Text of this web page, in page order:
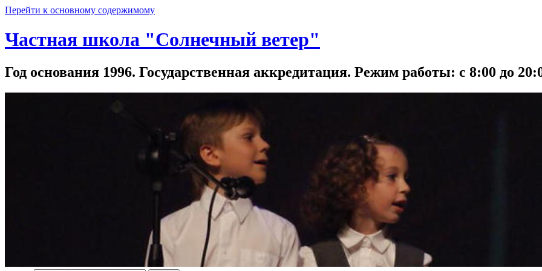
Перейти к основному содержимому
Частная школа "Солнечный ветер"
Год основания 1996. Государственная аккредитация. Режим работы: с 8:00 до